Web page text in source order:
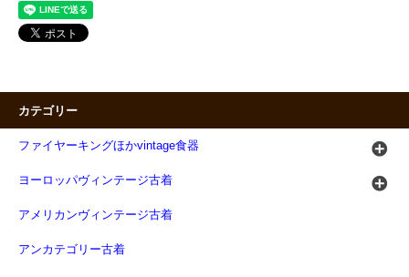
カテゴリー
ファイヤーキングほかvintage食器
ヨーロッパヴィンテージ古着
アメリカンヴィンテージ古着
アンカテゴリー古着